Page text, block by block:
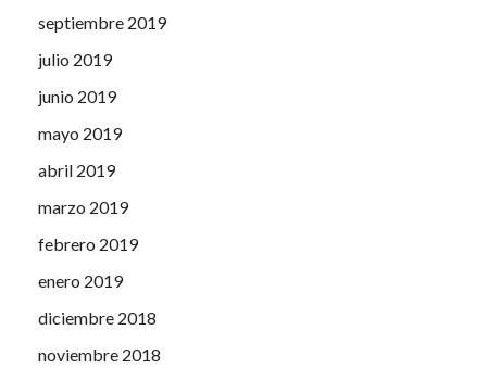
septiembre 2019
julio 2019
junio 2019
mayo 2019
abril 2019
marzo 2019
febrero 2019
enero 2019
diciembre 2018
noviembre 2018